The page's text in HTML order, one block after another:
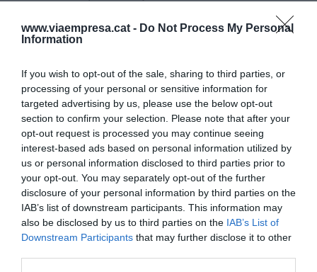
www.viaempresa.cat - Do Not Process My Personal
Information
If you wish to opt-out of the sale, sharing to third parties, or
processing of your personal or sensitive information for
targeted advertising by us, please use the below opt-out
section to confirm your selection. Please note that after your
opt-out request is processed you may continue seeing
interest-based ads based on personal information utilized by
us or personal information disclosed to third parties prior to
your opt-out. You may separately opt-out of the further
disclosure of your personal information by third parties on the
IAB’s list of downstream participants. This information may
also be disclosed by us to third parties on the IAB’s List of
Downstream Participants that may further disclose it to other
lo previsto. Invertimos en stock y, teniendo en
cuenta el margen con que trabajaba (50%) y la
generamos unos ingresos extras de 12 millones
de euros que acabaron convertidos en 4,5
millones de euros de beneficio después de
impuestos. El resultado es que, si cogiéramos los
250.000 euros de impuestos como una inversión,
el regreso que supuso fue de 4.500.000 euros o,
el equivalente, el Regreso de la inversión (ROI) fue
de 1,8.
El coste de oportunidad, pues, lo que no se veía en